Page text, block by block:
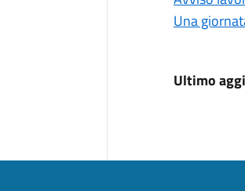
Una
Ultimo